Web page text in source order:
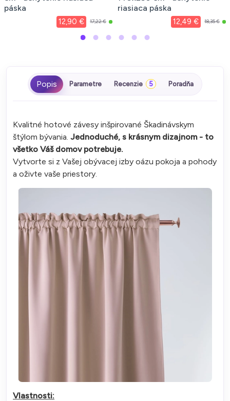
páska
12,90 € 17,22 €
riasiaca páska
12,49 € 18,35 €
Parametre Recenzie 5 Poradňa
Kvalitné hotové závesy inšpirované Škadinávskym
štýlom bývania. Jednoduché, s krásnym dizajnom - to
všetko Váš domov potrebuje.
Vytvorte si z Vašej obývacej izby oázu pokoja a pohody
a oživte vaše priestory.
Vlastnosti: